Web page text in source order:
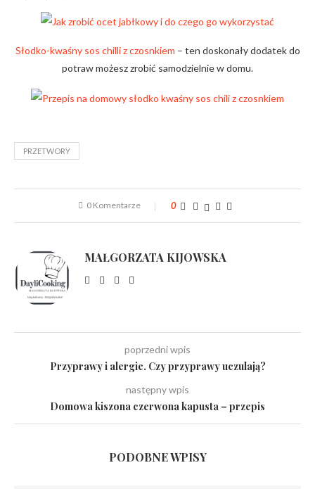
Słodko-kwaśny sos chilli z czosnkiem – ten doskonały dodatek do
potraw możesz zrobić samodzielnie w domu.
PRZETWORY
0 Komentarze 0
MAŁGORZATA KIJOWSKA
poprzedni wpis
Przyprawy i alergie. Czy przyprawy uczulają?
następny wpis
Domowa kiszona czerwona kapusta – przepis
PODOBNE WPISY